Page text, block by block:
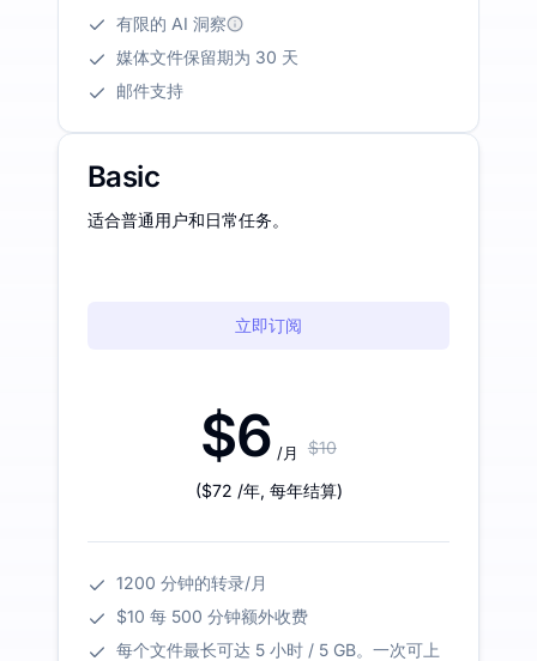
有限的 AI 洞察
媒体文件保留期为 30 天
邮件支持
Basic
适合普通用户和日常任务。
立即订阅
$6 /月 $10
($72 /年, 每年结算)
1200 分钟的转录/月
$10 每 500 分钟额外收费
每个文件最长可达 5 小时 / 5 GB。一次可上